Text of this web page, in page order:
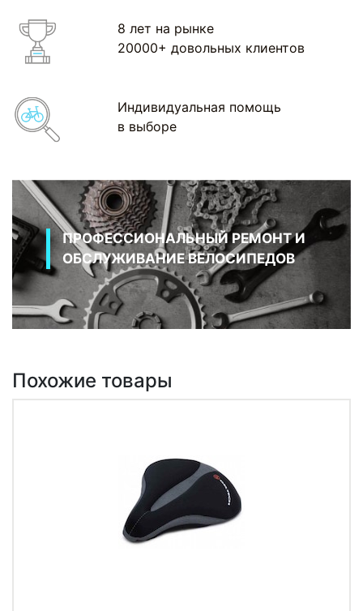
8 лет на рынке
20000+ довольных клиентов
Индивидуальная помощь
в выборе
ПРОФЕССИОНАЛЬНЫЙ РЕМОНТ И
ОБСЛУЖИВАНИЕ ВЕЛОСИПЕДОВ
Похожие товары